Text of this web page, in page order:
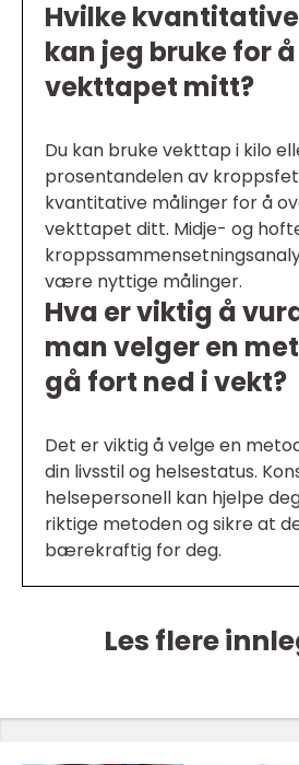
Hvilke
kan jeg bruke for
vekttapet mitt?
Du kan bruke vekttap i kilo
prosentandelen av
kvantitative målinger for å
vekttapet ditt. Midje- og
være nyttige målinger.
Hva er viktig å
man velger en
gå fort ned i vekt?
Det er viktig å velge en
din livsstil og helsestatus.
helsepersonell kan hjelpe
riktige metoden og sikre at
bærekraftig for deg.
Les flere